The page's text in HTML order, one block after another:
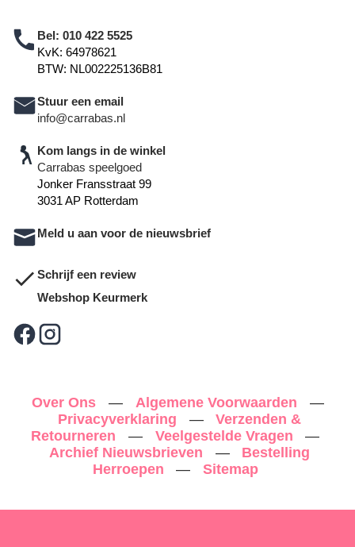
Bel: 010 422 5525
KvK: 64978621
BTW: NL002225136B81
Stuur een email
info@carrabas.nl
Kom langs in de winkel
Carrabas speelgoed
Jonker Fransstraat 99
3031 AP Rotterdam
Meld u aan voor de nieuwsbrief
Schrijf een review
Webshop Keurmerk
Over Ons — Algemene Voorwaarden
—
Privacyverklaring
—
Verzenden &
Retourneren
— Veelgestelde Vragen
—
Archief Nieuwsbrieven
—
Bestelling
Herroepen
— Sitemap